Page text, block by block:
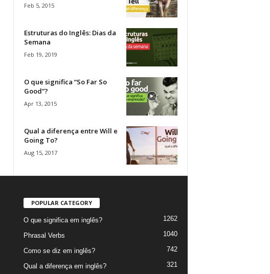
Feb 5, 2015
Estruturas do Inglês: Dias da
Semana
Feb 19, 2019
O que significa “So Far So
Good”?
Apr 13, 2015
Qual a diferença entre Will e
Going To?
Aug 15, 2017
POPULAR CATEGORY
O que significa em inglês? 1262
Phrasal Verbs 1040
Como se diz em inglês? 742
Qual a diferença em inglês? 321